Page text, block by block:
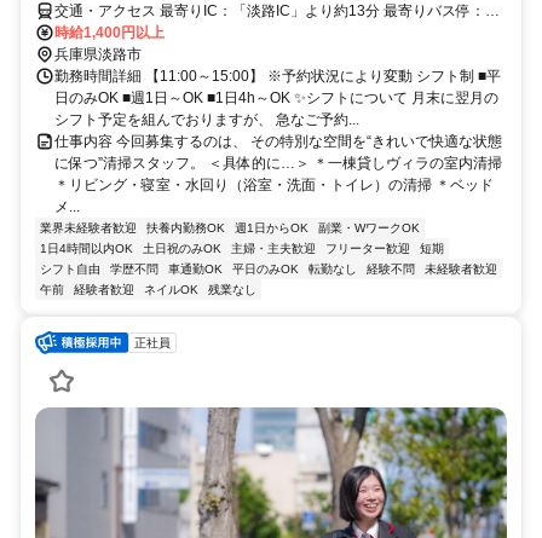
交通・アクセス 最寄りIC：「淡路IC」より約13分 最寄りバス停：
「野島江崎」より徒歩約15分
時給1,400円以上
兵庫県淡路市
勤務時間詳細 【11:00～15:00】 ※予約状況により変動 シフト制 ■平
日のみOK ■週1日～OK ■1日4h～OK ✨シフトについて 月末に翌月の
シフト予定を組んでおりますが、 急なご予約...
仕事内容 今回募集するのは、 その特別な空間を“きれいで快適な状態
に保つ”清掃スタッフ。 ＜具体的に…＞ ＊一棟貸しヴィラの室内清掃
＊リビング・寝室・水回り（浴室・洗面・トイレ）の清掃 ＊ベッド
メ...
業界未経験者歓迎 扶養内勤務OK 週1日からOK
副業・WワークOK
1日4時間以内OK
土日祝のみOK 主婦・主夫歓迎 フリーター歓迎
短期
シフト自由
学歴不問 車通勤OK 平日のみOK 転勤なし 経験不問
未経験者歓迎
午前
経験者歓迎 ネイルOK 残業なし
正社員